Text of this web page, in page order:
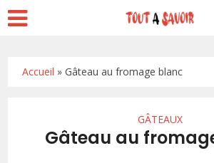
Accueil »Gâteau au fromage blanc
GÂTEAUX
Gâteau au